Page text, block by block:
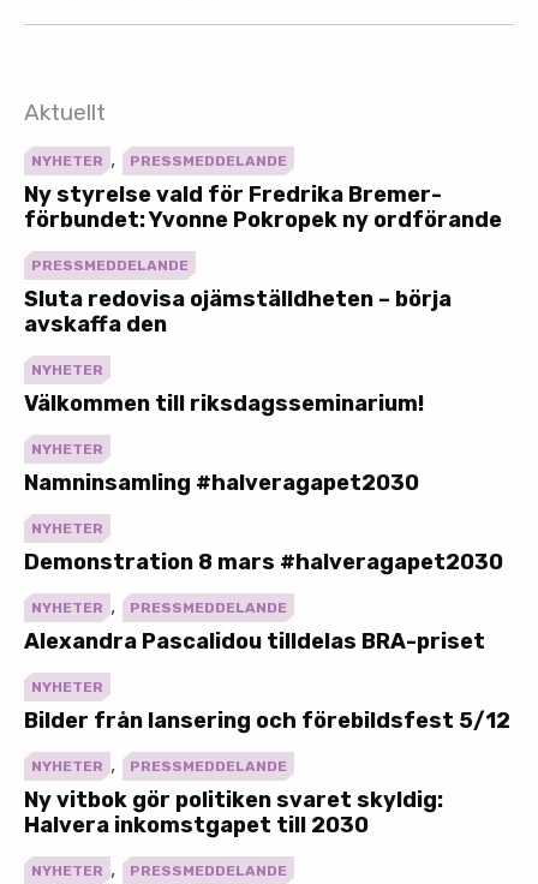
Aktuellt
NYHETER , PRESSMEDDELANDE
Ny styrelse vald för Fredrika Bremer-
förbundet: Yvonne Pokropek ny ordförande
PRESSMEDDELANDE
Sluta redovisa ojämställdheten – börja
avskaffa den
NYHETER
Välkommen till riksdagsseminarium!
NYHETER
Namninsamling #halveragapet2030
NYHETER
Demonstration 8 mars #halveragapet2030
NYHETER , PRESSMEDDELANDE
Alexandra Pascalidou tilldelas BRA-priset
NYHETER
Bilder från lansering och förebildsfest 5/12
NYHETER , PRESSMEDDELANDE
Ny vitbok gör politiken svaret skyldig:
Halvera inkomstgapet till 2030
NYHETER , PRESSMEDDELANDE